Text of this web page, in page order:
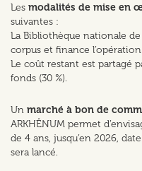
Les modalités de mise en
suivantes :
La Bibliothèque nationale
corpus et finance
Le coût restant est partagé
fonds (30 %).
Un marché à bon de
ARKHÊNUM permet
de 4 ans, jusqu’en 2026,
sera lancé.